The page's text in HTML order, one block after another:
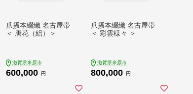
爪掻本綴織 名古屋帯
＜ 唐花（絽）＞
滋賀県米原市
600,000 円
爪掻本綴織 名古屋帯
＜ 彩雲様々 ＞
滋賀県米原市
800,000 円